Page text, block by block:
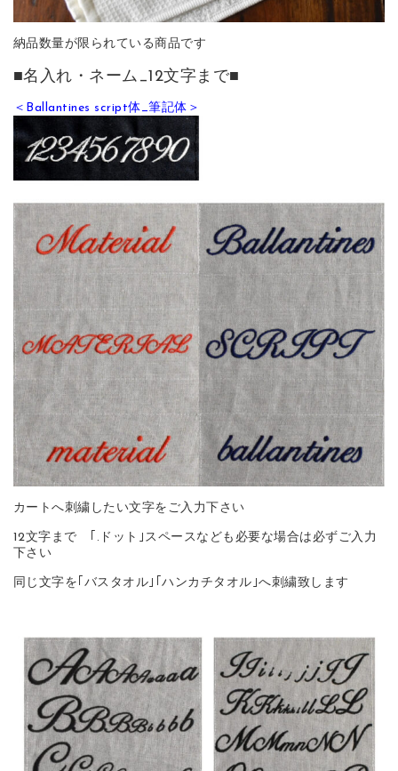
納品数量が限られている商品です
■名入れ・ネーム_12文字まで■
＜Ballantines script体_筆記体＞
カートへ刺繍したい文字をご入力下さい
12文字まで ｢.ドット｣スペースなども必要な場合は必ずご入力
下さい
同じ文字を｢バスタオル｣｢ハンカチタオル｣へ刺繍致します